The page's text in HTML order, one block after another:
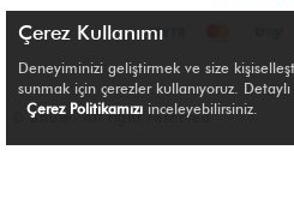
© Shule. All right reserved.
Çerez Kullanımı
Deneyiminizi geliştirmek ve size
sunmak için çerezler kullanıyoruz.
Çerez Politikamızı inceleyebilirsiniz.